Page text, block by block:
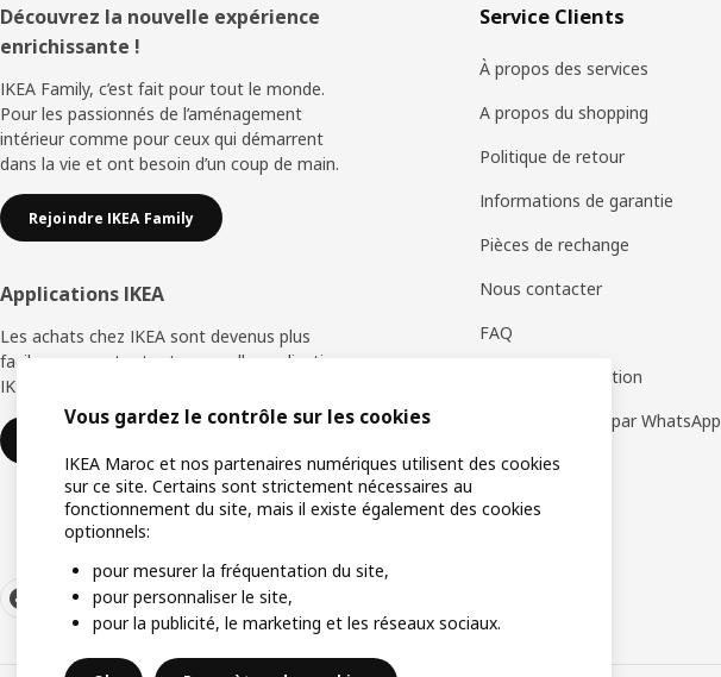
Pied
de
page
Découvrez la nouvelle expérience
enrichissante !
IKEA Family, c’est fait pour tout le monde.
Pour les passionnés de l’aménagement
intérieur comme pour ceux qui démarrent
dans la vie et ont besoin d’un coup de main.
Rejoindre IKEA Family
Applications IKEA
Les achats chez IKEA sont devenus plus
faciles avec notre toute nouvelle application
IKEA Store.
Service Clients
À propos des services
A propos du shopping
Politique de retour
Informations de garantie
Pièces de rechange
Nous contacter
FAQ
Retour d'information
Service de vente par WhatsApp
Vous gardez le contrôle sur les cookies
IKEA Maroc et nos partenaires numériques utilisent des cookies
sur ce site. Certains sont strictement nécessaires au
fonctionnement du site, mais il existe également des cookies
optionnels:
pour mesurer la fréquentation du site,
pour personnaliser le site,
pour la publicité, le marketing et les réseaux sociaux.